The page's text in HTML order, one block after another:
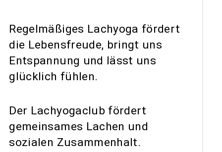
Regelmäßiges Lachyoga fördert
die Lebensfreude, bringt uns
Entspannung und lässt uns
glücklich fühlen.
Der Lachyogaclub fördert
gemeinsames Lachen und
sozialen Zusammenhalt.